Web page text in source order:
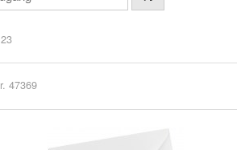
47369